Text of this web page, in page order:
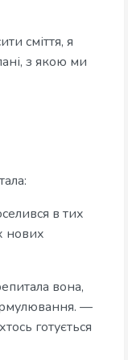
сміття, я
з якою ми
в тих
нових
вона,
—
готується